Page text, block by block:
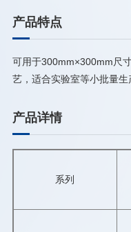
产品特点
可用于300mm×300mm尺
艺，适合实验室等小批量生
产品详情
系列